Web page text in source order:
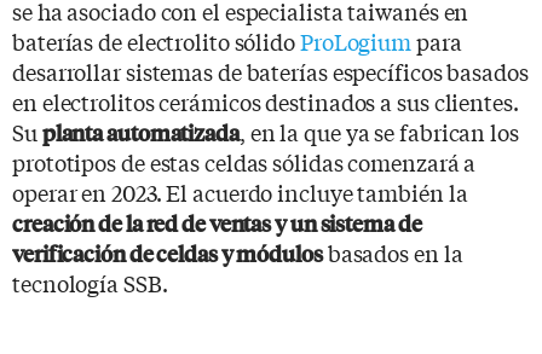
se ha asociado con el especialista taiwanés en
baterías de electrolito sólidoProLogiumpara
desarrollar sistemas de baterías específicos basados
en electrolitos cerámicos destinados a sus clientes.
Su planta automatizada, en la que ya se fabrican los
prototipos de estas celdas sólidas comenzará a
operar en 2023. El acuerdo incluye también la
creación de la red de ventas y un sistema de
verificación de celdas y módulosbasados ​​en la
tecnología SSB.